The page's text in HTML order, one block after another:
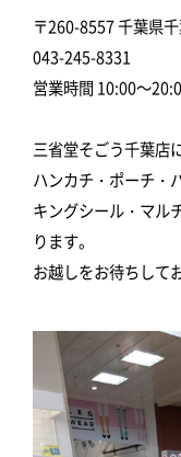
〒260-8557 千葉県
043-245-8331
営業時間 10:00～
三省堂そごう千葉店
ハンカチ・ポーチ・
キングシール・マル
ります。
お越しをお待ちして